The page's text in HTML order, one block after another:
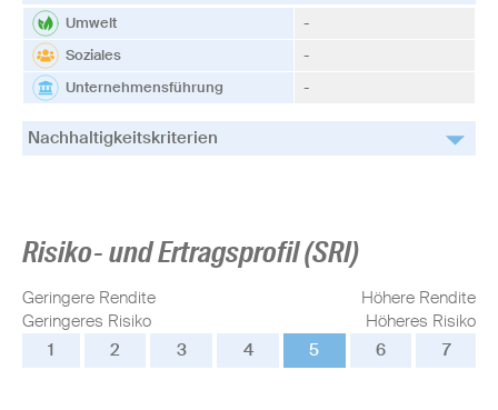
Umwelt
-
Soziales
-
Unternehmensführung
-
Nachhaltigkeitskriterien
Risiko- und Ertragsprofil (SRI)
Geringere Rendite
Geringeres Risiko
Höhere Rendite
Höheres Risiko
1
2 3 4 5 6 7